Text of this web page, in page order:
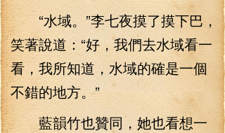
“水域。”李七夜摸了摸下巴，
笑著說道：“好，我們去水域看一
看，我所知道，水域的確是一個
不錯的地方。”
藍韻竹也贊同，她也看想一